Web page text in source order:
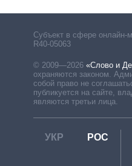
Субъект в сфере онлайн-
R40-05063
© 2009—2026 «Слово и
охраняются законом.
собой право не
публикуется на сайте,
являются третьи лица.
УКР РОС